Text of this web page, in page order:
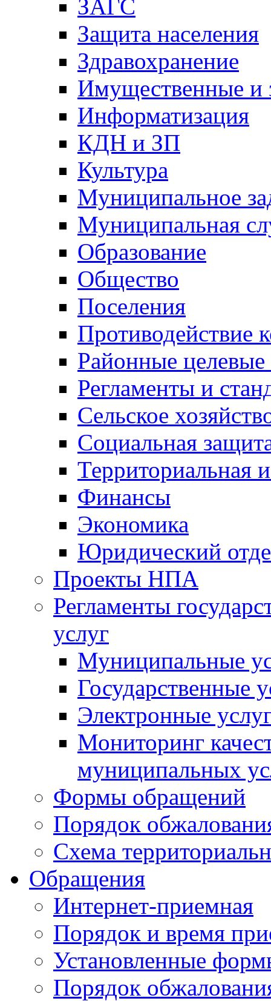
ЗАГС
Защита населения
Здравохранение
Имущественные и
Информатизация
КДН и ЗП
Культура
Муниципальное
Муниципальная
Образование
Общество
Поселения
Противодействие
Районные
Регламенты и
Сельское
Социальная
Территориальная
Финансы
Экономика
Юридический
Проекты НПА
Регламенты
услуг
Муниципальные
Государственные
Электронные
Мониторинг
муниципальных
Формы обращений
Порядок
Схема
Обращения
Интернет-приемная
Порядок и время
Установленные
Порядок